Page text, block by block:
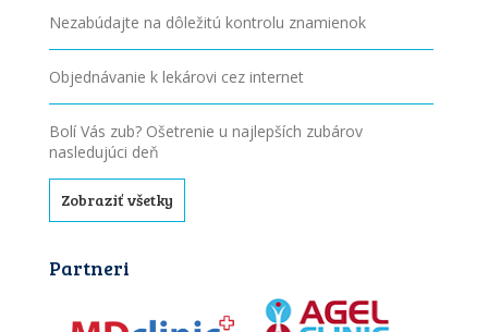
Nezabúdajte na dôležitú kontrolu znamienok
Objednávanie k lekárovi cez internet
Bolí Vás zub? Ošetrenie u najlepších zubárov
nasledujúci deň
Zobraziť všetky
Partneri